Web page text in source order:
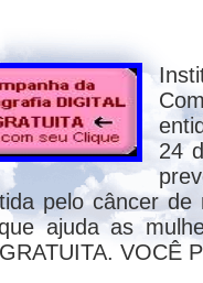
-
morrerem
os pecados
28).
24
pelo câncer
ajuda as
VOCÊ